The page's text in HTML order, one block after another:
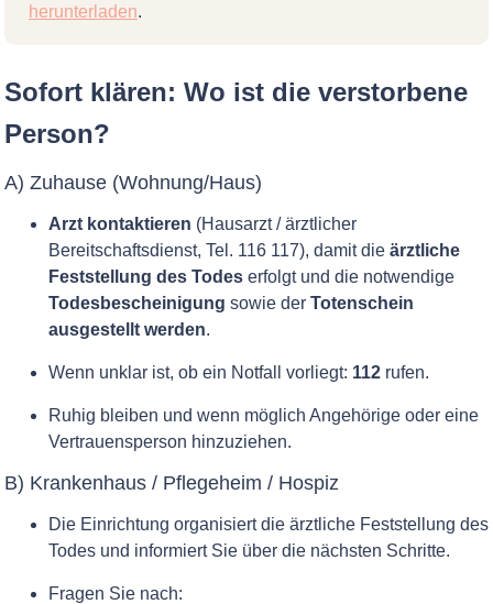
herunterladen.
Sofort klären: Wo ist die verstorbene
Person?
A) Zuhause (Wohnung/Haus)
Arzt kontaktieren (Hausarzt / ärztlicher
Bereitschaftsdienst, Tel. 116 117), damit die ärztliche
Feststellung des Todes erfolgt und die notwendige
Todesbescheinigung sowie der Totenschein
ausgestellt werden.
Wenn unklar ist, ob ein Notfall vorliegt: 112 rufen.
Ruhig bleiben und wenn möglich Angehörige oder eine
Vertrauensperson hinzuziehen.
B) Krankenhaus / Pflegeheim / Hospiz
Die Einrichtung organisiert die ärztliche Feststellung des
Todes und informiert Sie über die nächsten Schritte.
Fragen Sie nach: